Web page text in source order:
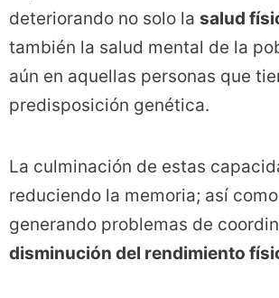
deteriorando no solo la salud
también la salud mental de la
aún en aquellas personas que
predisposición genética.
La culminación de estas
reduciendo la memoria; así
generando problemas de
disminución del rendimiento